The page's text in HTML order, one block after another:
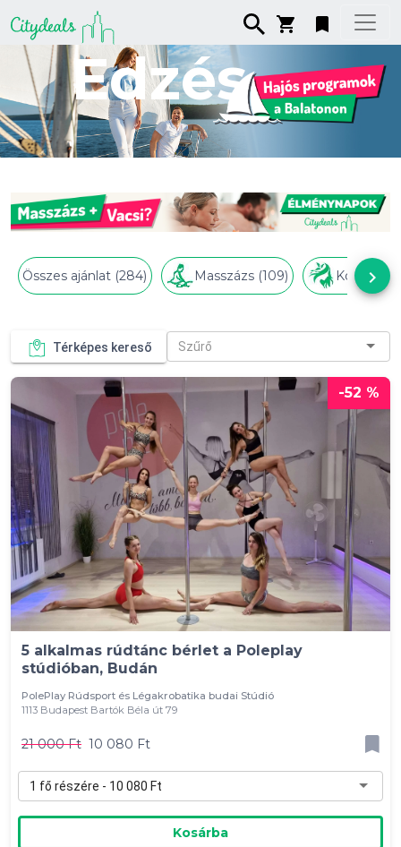
Edzés
Összes ajánlat (284) Masszázs (109) keyboard_arrow_right
Térképes kereső Szűrő
-52 %
5 alkalmas rúdtánc bérlet a Poleplay
stúdióban, Budán
PolePlay Rúdsport és Légakrobatika budai Stúdió
1113 Budapest Bartók Béla út 79
21 000 Ft 10 080 Ft
1 fő részére - 10 080 Ft
Kosárba